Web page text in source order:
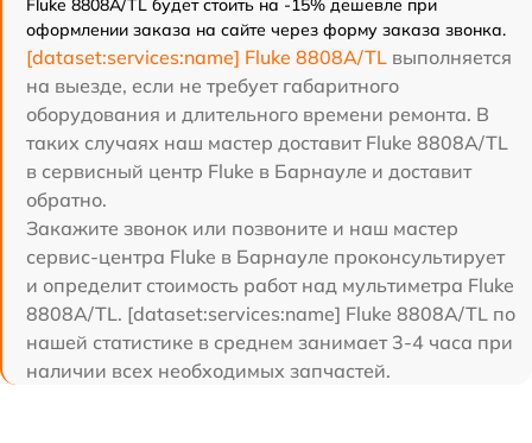
Fluke 8808A/TL будет стоить на -15% дешевле при
оформлении заказа на сайте через форму заказа звонка.
[dataset:services:name] Fluke 8808A/TL выполняется
на выезде, если не требует габаритного
оборудования и длительного времени ремонта. В
таких случаях наш мастер доставит Fluke 8808A/TL
в сервисный центр Fluke в Барнауле и доставит
обратно.
Закажите звонок или позвоните и наш мастер
сервис-центра Fluke в Барнауле проконсультирует
и определит стоимость работ над мультиметра Fluke
8808A/TL. [dataset:services:name] Fluke 8808A/TL по
нашей статистике в среднем занимает 3-4 часа при
наличии всех необходимых запчастей.